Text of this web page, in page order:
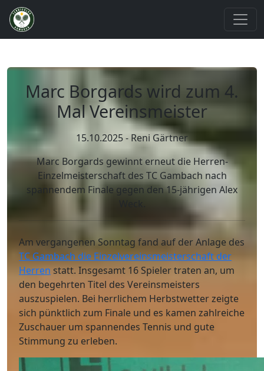
Marc Borgards wird zum 4.
Mal Vereinsmeister
15.10.2025 - Reni Gärtner
Marc Borgards gewinnt erneut die Herren-
Einzelmeisterschaft des TC Gambach nach
spannendem Finale gegen den 15-jährigen Alex
Am vergangenen Sonntag fand auf der Anlage des
TC Gambach die Einzelvereinsmeisterschaft der
Herren statt. Insgesamt 16 Spieler traten an, um
den begehrten Titel des Vereinsmeisters
auszuspielen. Bei herrlichem Herbstwetter zeigte
sich pünktlich zum Finale und es kamen zahlreiche
Zuschauer um spannendes Tennis und gute
Stimmung zu erleben.